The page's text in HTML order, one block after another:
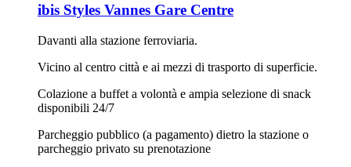
ibis Styles Vannes Gare Centre
Davanti alla stazione ferroviaria.
Vicino al centro città e ai mezzi di trasporto di superficie.
Colazione a buffet a volontà e ampia selezione di snack
disponibili 24/7
Parcheggio pubblico (a pagamento) dietro la stazione o
parcheggio privato su prenotazione